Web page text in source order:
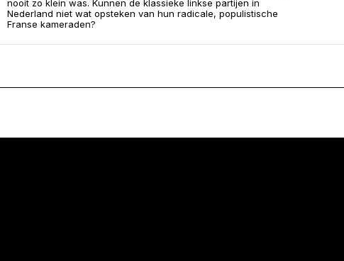
nooit zo klein was. Kunnen de klassieke linkse partijen in
Nederland niet wat opsteken van hun radicale, populistische
Franse kameraden?